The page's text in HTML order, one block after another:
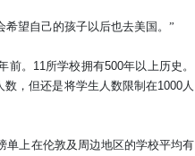
望自己的孩子以后也去美国。 ”
前。 11所学校拥有500年以上历史。
，但还是将学生人数限制在1000人
单上在伦敦及周边地区的学校平均有